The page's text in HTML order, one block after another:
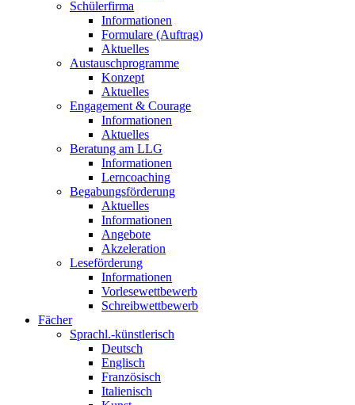
Schülerfirma
Informationen
Formulare (Auftrag)
Aktuelles
Austauschprogramme
Konzept
Aktuelles
Engagement & Courage
Informationen
Aktuelles
Beratung am LLG
Informationen
Lerncoaching
Begabungsförderung
Aktuelles
Informationen
Angebote
Akzeleration
Leseförderung
Informationen
Vorlesewettbewerb
Schreibwettbewerb
Fächer
Sprachl.-künstlerisch
Deutsch
Englisch
Französisch
Italienisch